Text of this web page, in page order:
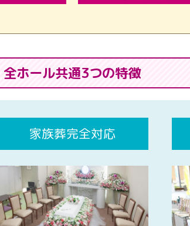
全ホール共通3つの特徴
家族葬完全対応